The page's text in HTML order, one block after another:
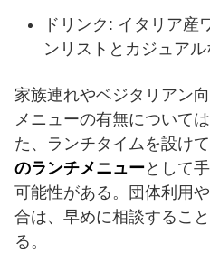
ドリンク: イタリア産
ンリストとカジュア
家族連れやベジタリアン
メニューの有無について
た、ランチタイムを設け
のランチメニューとして
可能性がある。団体利用
合は、早めに相談するこ
る。